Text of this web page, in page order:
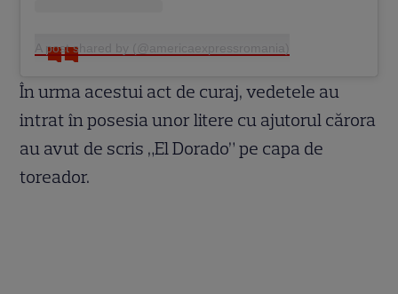
A post shared by (@americaexpressromania)
În urma acestui act de curaj, vedetele au
intrat în posesia unor litere cu ajutorul cărora
au avut de scris „El Dorado” pe capa de
toreador.